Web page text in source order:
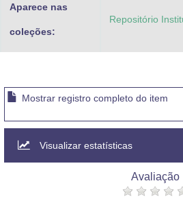
Aparece nas
coleções:
Repositório
Mostrar registro completo do item
Visualizar estatísticas
Avaliação